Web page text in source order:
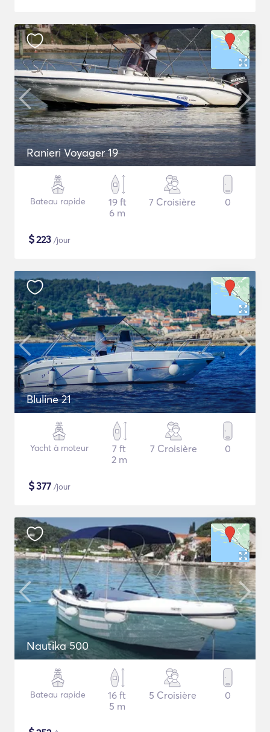
Ranieri Voyager 19
Bateau rapide
19 ft
6 m
7 Croisière 0
$223 /jour
Bluline 21
Yacht à moteur
7 ft
2 m
7 Croisière 0
$377 /jour
Nautika 500
Bateau rapide
16 ft
5 m
5 Croisière 0